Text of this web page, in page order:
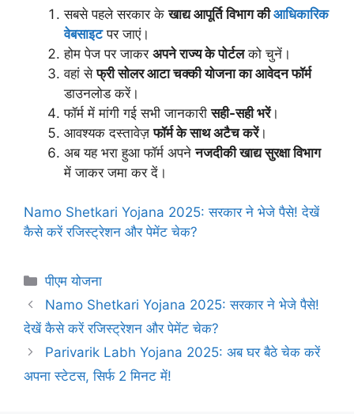
सबसे पहले सरकार केखाद्य आपूर्ति विभाग कीआधिकारिक
वेबसाइटपर जाएं।
होम पेज पर जाकर अपने राज्य के पोर्टलको चुनें।
वहां सेफ्री सोलर आटा चक्की योजना का आवेदन फॉर्म
डाउनलोड करें।
फॉर्म में मांगी गई सभी जानकारीसही-सही भरें।
आवश्यक दस्तावेज़फॉर्म के साथ अटैच करें।
अब यह भरा हुआ फॉर्म अपनेनजदीकी खाद्य सुरक्षा विभाग
में जाकर जमा कर दें।
Namo Shetkari Yojana 2025: सरकार ने भेजे पैसे! देखें
कैसे करें रजिस्ट्रेशन और पेमेंट चेक?
Categories
पीएम योजना
Namo Shetkari Yojana 2025: सरकार ने भेजे पैसे!
देखें कैसे करें रजिस्ट्रेशन और पेमेंट चेक?
Parivarik Labh Yojana 2025: अब घर बैठे चेक करें
अपना स्टेटस, सिर्फ 2 मिनट में!